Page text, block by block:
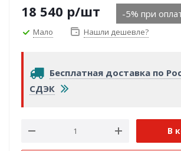
18 540 р/шт -5% при
Мало Нашли дешевле?
Бесплатная доставка по
СДЭК
В